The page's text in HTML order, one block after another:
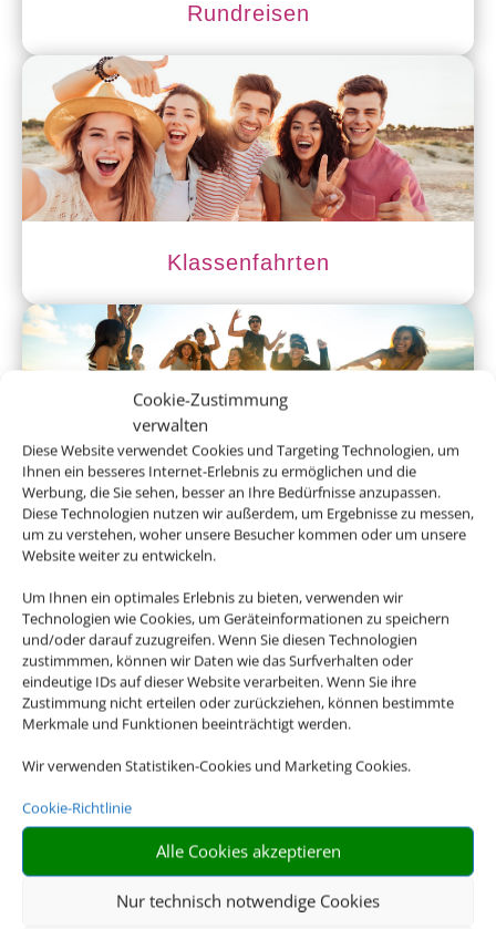
Cookie-Zustimmung
verwalten
Diese Website verwendet Cookies und Targeting Technologien, um
Ihnen ein besseres Internet-Erlebnis zu ermöglichen und die
Werbung, die Sie sehen, besser an Ihre Bedürfnisse anzupassen.
Diese Technologien nutzen wir außerdem, um Ergebnisse zu messen,
um zu verstehen, woher unsere Besucher kommen oder um unsere
Website weiter zu entwickeln.
Um Ihnen ein optimales Erlebnis zu bieten, verwenden wir
Technologien wie Cookies, um Geräteinformationen zu speichern
und/oder darauf zuzugreifen. Wenn Sie diesen Technologien
zustimmmen, können wir Daten wie das Surfverhalten oder
eindeutige IDs auf dieser Website verarbeiten. Wenn Sie ihre
Zustimmung nicht erteilen oder zurückziehen, können bestimmte
Merkmale und Funktionen beeinträchtigt werden.
Wir verwenden Statistiken-Cookies und Marketing Cookies.
Cookie-Richtlinie
Alle Cookies akzeptieren
Nur technisch notwendige Cookies
Rundreisen
Klassenfahrten
Gruppenreisen
Empfehlungen für Ihre Reise
Sinnvolle Extras, die oft dazu gebucht werden.
Mietwagen